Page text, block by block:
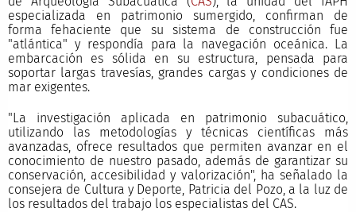
especializada en patrimonio sumergido, confirman de
forma fehaciente que su sistema de construcción fue
"atlántica" y respondía para la navegación oceánica. La
embarcación es sólida en su estructura, pensada para
soportar largas travesías, grandes cargas y condiciones de
mar exigentes.
"La investigación aplicada en patrimonio subacuático,
utilizando las metodologías y técnicas científicas más
avanzadas, ofrece resultados que permiten avanzar en el
conocimiento de nuestro pasado, además de garantizar su
conservación, accesibilidad y valorización", ha señalado la
consejera de Cultura y Deporte, Patricia del Pozo, a la luz de
los resultados del trabajo los especialistas del CAS.